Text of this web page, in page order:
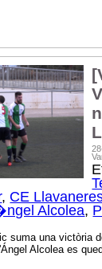
, CE
Alcolea,
suma una victòria
Alcolea es